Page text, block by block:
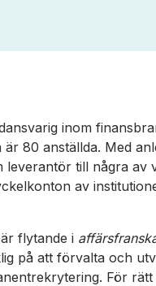
inom
80 anställda. Med
leverantör till några av
av
flytande i
på att förvalta och
För rätt